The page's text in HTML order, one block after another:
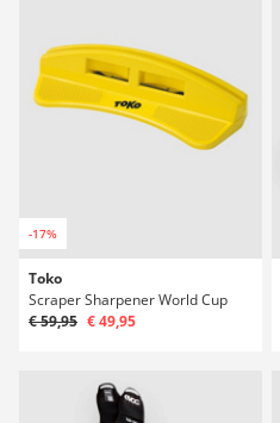
-17%
Toko
Scraper Sharpener World Cup
€ 59,95 € 49,95